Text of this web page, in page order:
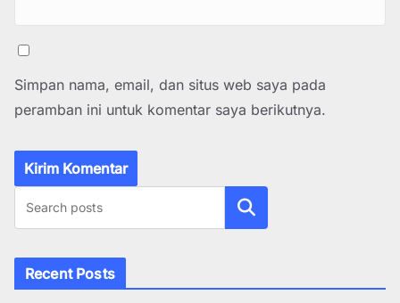
Simpan nama, email, dan situs web saya pada
peramban ini untuk komentar saya berikutnya.
Cari
Recent Posts